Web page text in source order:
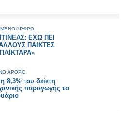
ΑΡΘΡΟ
ΕΧΩ ΠΕΙ
ΠΑΙΚΤΕΣ
ΑΡΘΡΟ
8,3% του δείκτη
παραγωγής το